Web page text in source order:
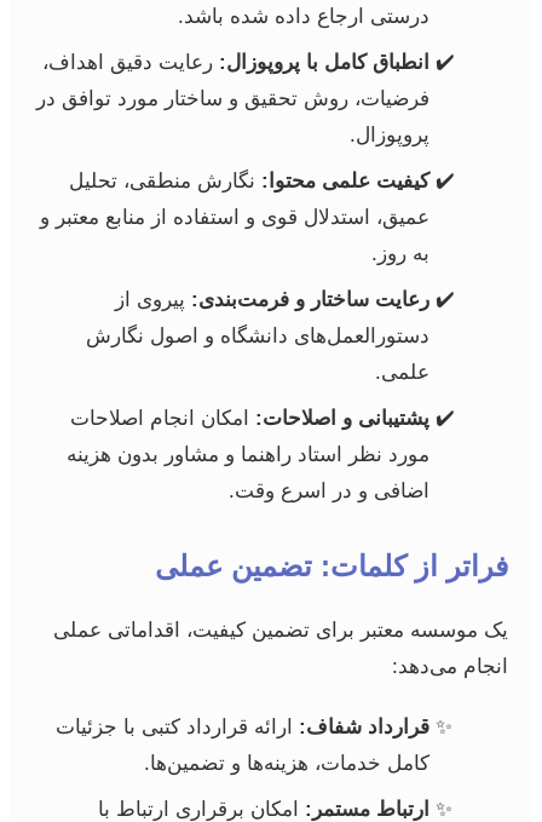
درستی ارجاع داده شده باشد.
انطباق کامل با پروپوزال: رعایت دقیق اهداف،
فرضیات، روش تحقیق و ساختار مورد توافق در
پروپوزال.
کیفیت علمی محتوا: نگارش منطقی، تحلیل
عمیق، استدلال قوی و استفاده از منابع معتبر و
به روز.
رعایت ساختار و فرمت‌بندی: پیروی از
دستورالعمل‌های دانشگاه و اصول نگارش
علمی.
پشتیبانی و اصلاحات: امکان انجام اصلاحات
مورد نظر استاد راهنما و مشاور بدون هزینه
اضافی و در اسرع وقت.
فراتر از کلمات: تضمین عملی
یک موسسه معتبر برای تضمین کیفیت، اقداماتی عملی
انجام می‌دهد:
قرارداد شفاف: ارائه قرارداد کتبی با جزئیات
کامل خدمات، هزینه‌ها و تضمین‌ها.
ارتباط مستمر: امکان برقراری ارتباط با